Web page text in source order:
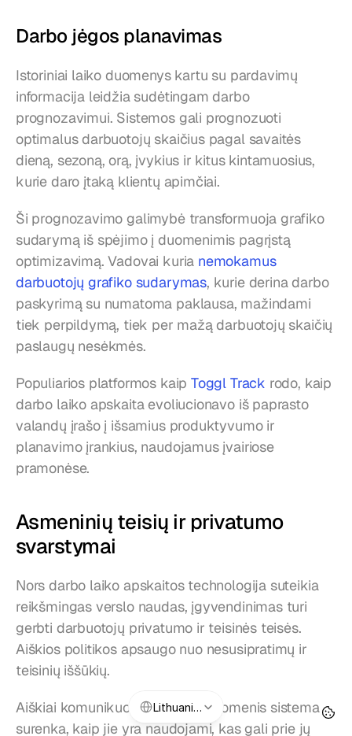
Darbo jėgos planavimas
Istoriniai laiko duomenys kartu su pardavimų
informacija leidžia sudėtingam darbo
prognozavimui. Sistemos gali prognozuoti
optimalus darbuotojų skaičius pagal savaitės
dieną, sezoną, orą, įvykius ir kitus kintamuosius,
kurie daro įtaką klientų apimčiai.
Ši prognozavimo galimybė transformuoja grafiko
sudarymą iš spėjimo į duomenimis pagrįstą
optimizavimą. Vadovai kuria nemokamus
darbuotojų grafiko sudarymas, kurie derina darbo
paskyrimą su numatoma paklausa, mažindami
tiek perpildymą, tiek per mažą darbuotojų skaičių
paslaugų nesėkmės.
Populiarios platformos kaip Toggl Track rodo, kaip
darbo laiko apskaita evoliucionavo iš paprasto
valandų įrašo į išsamius produktyvumo ir
planavimo įrankius, naudojamus įvairiose
pramonėse.
Asmeninių teisių ir privatumo
svarstymai
Nors darbo laiko apskaitos technologija suteikia
reikšmingas verslo naudas, įgyvendinimas turi
gerbti darbuotojų privatumo ir teisinės teisės.
Aiškios politikos apsaugo nuo nesusipratimų ir
teisinių iššūkių.
Aiškiai komunikuokite, kokius duomenis sistema
surenka, kaip jie yra naudojami, kas gali prie jų
Lithuanian